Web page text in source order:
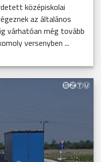
középiskolai
az általános
várhatóan még tovább
versenyben ...